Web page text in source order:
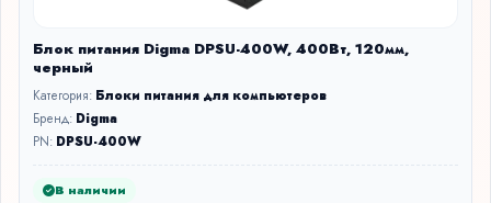
Блок питания Digma DPSU-400W, 400Вт, 120мм,
черный
Категория: Блоки питания для компьютеров
Бренд: Digma
PN: DPSU-400W
В наличии